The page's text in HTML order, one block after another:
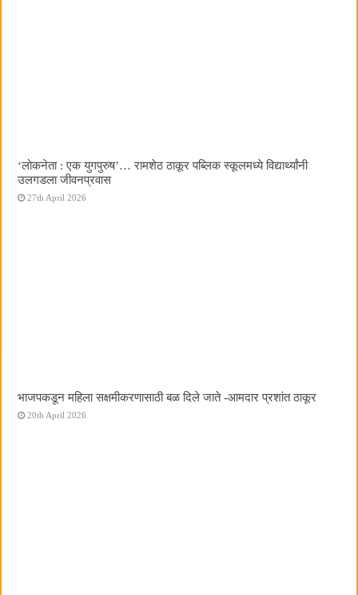
‌‘लोकनेता : एक युगपुरुष‌’… रामशेठ ठाकूर पब्लिक स्कूलमध्ये विद्यार्थ्यांनी
उलगडला जीवनप्रवास
27th April 2026
भाजपकडून महिला सक्षमीकरणासाठी बळ दिले जाते -आमदार प्रशांत ठाकूर
20th April 2026